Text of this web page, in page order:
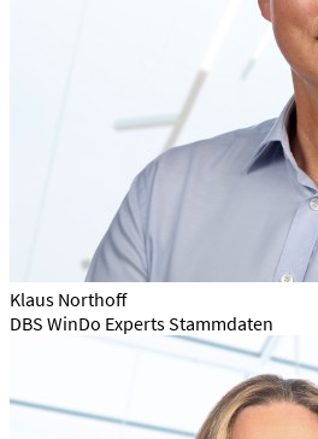
Klaus Northoff
DBS WinDo Experts Stammdaten